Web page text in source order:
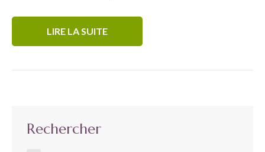
LIRE LA SUITE
Rechercher